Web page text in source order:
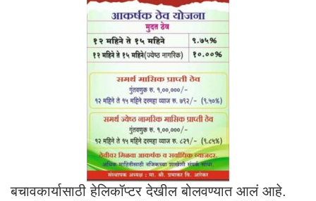
बचावकार्यासाठी हेलिकॉप्टर देखील बोलवण्यात आलं आहे.